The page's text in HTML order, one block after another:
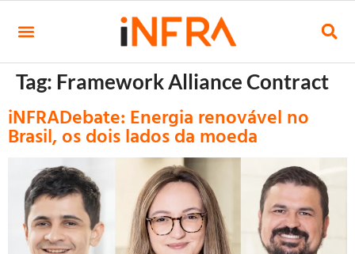
Tag: Framework Alliance Contract
iNFRADebate: Energia renovável no
Brasil, os dois lados da moeda